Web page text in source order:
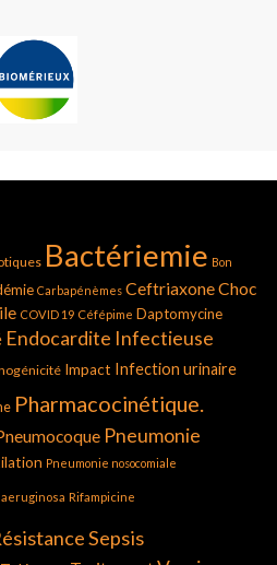
Bactériemie Bon
Carbapénèmes CeftriaxoneChoc
COVID 19 Céfépime Daptomycine
Endocardite Infectieuse
Impact Infection urinaire
Pharmacocinétique.
Pneumonie
Pneumonie nosocomiale
Rifampicine
Sepsis